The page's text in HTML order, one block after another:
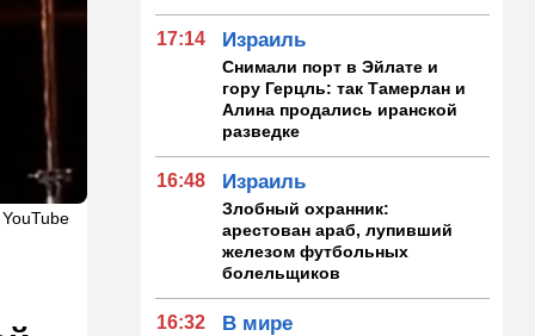
17:14 Израиль
Снимали порт в Эйлате и
гору Герцль: так Тамерлан и
Алина продались иранской
разведке
16:48 Израиль
Злобный охранник:
арестован араб, лупивший
железом футбольных
болельщиков
16:32 В мире